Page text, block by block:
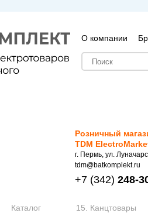
О компании
Розничный
TDM
г. Пермь, ул.
tdm@batkomplekt.ru
+7 (342) 248-
Каталог 15. Канцтовары